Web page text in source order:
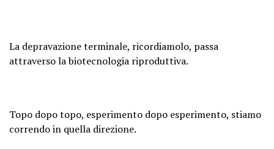
La depravazione terminale, ricordiamolo, passa
attraverso la biotecnologia riproduttiva.
Topo dopo topo, esperimento dopo esperimento, stiamo
correndo in quella direzione.